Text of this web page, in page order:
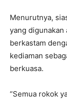
Menurutnya,
yang digunakan
berkastam
kediaman
berkuasa.
“Semua rokok